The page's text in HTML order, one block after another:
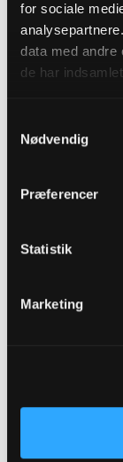
for sociale
data med andre
de har
Nødvendig
Præferencer
Statistik
Marketing
I bogen
Martin
Birgitte
Mogens S.
Peter Lodberg